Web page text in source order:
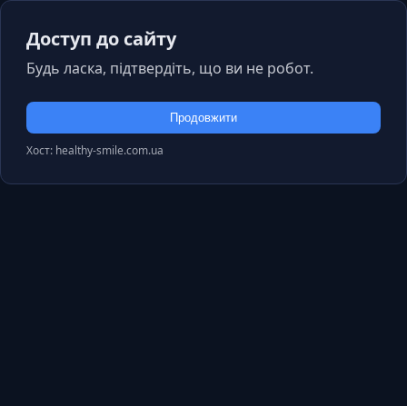
Доступ до сайту
Будь ласка, підтвердіть, що ви не робот.
Продовжити
Хост: healthy-smile.com.ua